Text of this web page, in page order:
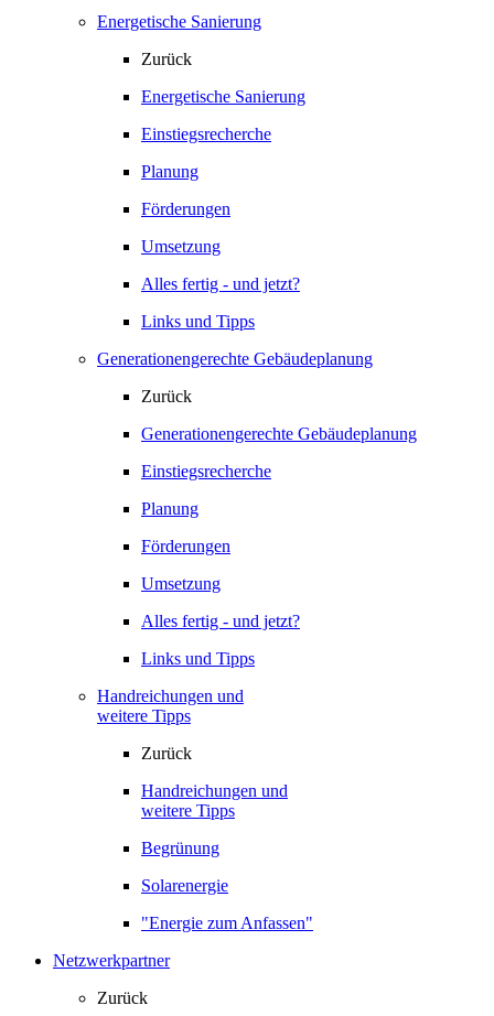
Energetische Sanierung
Zurück
Energetische Sanierung
Einstiegsrecherche
Planung
Förderungen
Umsetzung
Alles fertig - und jetzt?
Links und Tipps
Generationengerechte Gebäudeplanung
Zurück
Generationengerechte Gebäudeplanung
Einstiegsrecherche
Planung
Förderungen
Umsetzung
Alles fertig - und jetzt?
Links und Tipps
Handreichungen und
weitere Tipps
Zurück
Handreichungen und
weitere Tipps
Begrünung
Solarenergie
"Energie zum Anfassen"
Netzwerkpartner
Zurück